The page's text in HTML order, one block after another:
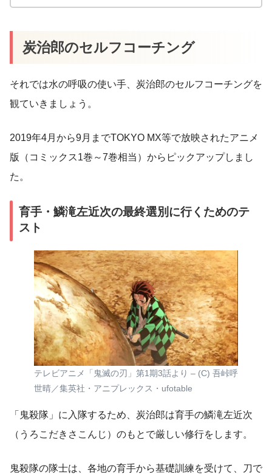
炭治郎のセルフコーチング
それでは水の呼吸の使い手、炭治郎のセルフコーチングを
観ていきましょう。
2019年4月から9月までTOKYO MX等で放映されたアニメ
版（コミックス1巻～7巻相当）からピックアップしまし
た。
育手・鱗滝左近次の最終選別に行くためのテ
スト
テレビアニメ「鬼滅の刃」第1期3話より – (C) 吾峠呼
世晴／集英社・アニプレックス・ufotable
「鬼殺隊」に入隊するため、炭治郎は育手の鱗滝左近次
（うろこだきさこんじ）のもとで厳しい修行をします。
鬼殺隊の隊士は、各地の育手から基礎訓練を受けて、刀で